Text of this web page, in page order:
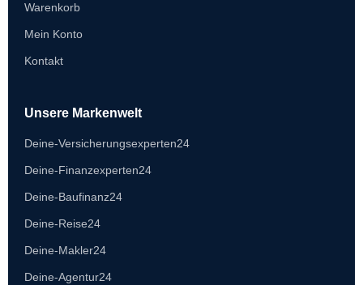
Warenkorb
Mein Konto
Kontakt
Unsere Markenwelt
Deine-Versicherungsexperten24
Deine-Finanzexperten24
Deine-Baufinanz24
Deine-Reise24
Deine-Makler24
Deine-Agentur24